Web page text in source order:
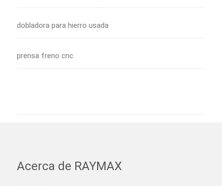
dobladora para hierro usada
prensa freno cnc
Acerca de RAYMAX